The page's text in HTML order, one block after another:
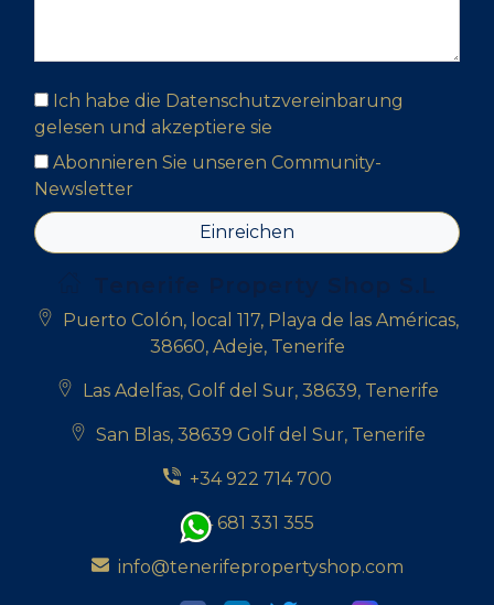
Ich habe die Datenschutzvereinbarung
gelesen und akzeptiere sie
Abonnieren Sie unseren Community-
Newsletter
Einreichen
Puerto Colón, local 117, Playa de las Américas,
38660, Adeje, Tenerife
Las Adelfas, Golf del Sur, 38639, Tenerife
San Blas, 38639 Golf del Sur, Tenerife
+34 922 714 700
+34 681 331 355
info@tenerifepropertyshop.com